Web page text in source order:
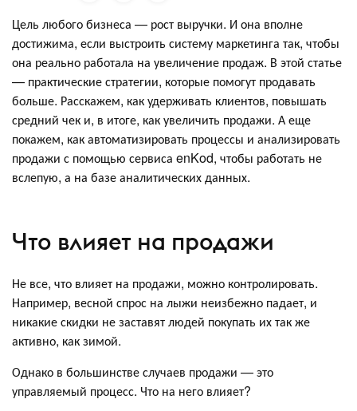
Цель любого бизнеса — рост выручки. И она вполне
достижима, если выстроить систему маркетинга так, чтобы
она реально работала на увеличение продаж. В этой статье
— практические стратегии, которые помогут продавать
больше. Расскажем, как удерживать клиентов, повышать
средний чек и, в итоге, как увеличить продажи. А еще
покажем, как автоматизировать процессы и анализировать
продажи с помощью сервиса enKod, чтобы работать не
вслепую, а на базе аналитических данных.
Что влияет на продажи
Не все, что влияет на продажи, можно контролировать.
Например, весной спрос на лыжи неизбежно падает, и
никакие скидки не заставят людей покупать их так же
активно, как зимой.
Однако в большинстве случаев продажи — это
управляемый процесс. Что на него влияет?